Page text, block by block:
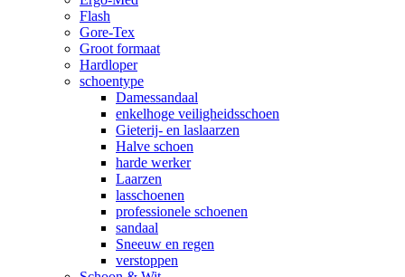
Flash
Gore-Tex
Groot formaat
Hardloper
schoentype
Damessandaal
enkelhoge veiligheidsschoen
Gieterij- en laslaarzen
Halve schoen
harde werker
Laarzen
lasschoenen
professionele schoenen
sandaal
Sneeuw en regen
verstoppen